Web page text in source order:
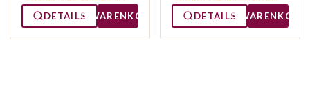
DETAILS
WARENKORB
DETAILS
WARENKORB